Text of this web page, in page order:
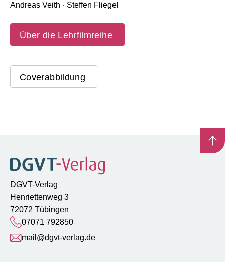
Andreas Veith · Steffen Fliegel
Über die Lehrfilmreihe
Coverabbildung
DGVT-Verlag
Henriettenweg 3
72072 Tübingen
07071 792850
mail@dgvt-verlag.de